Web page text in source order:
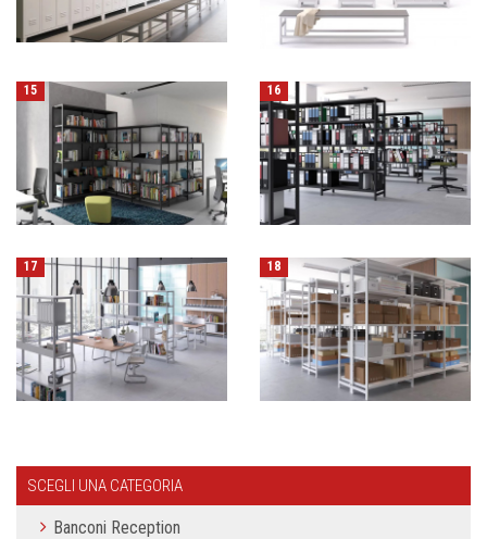
15 16
17 18
SCEGLI UNA CATEGORIA
Banconi Reception